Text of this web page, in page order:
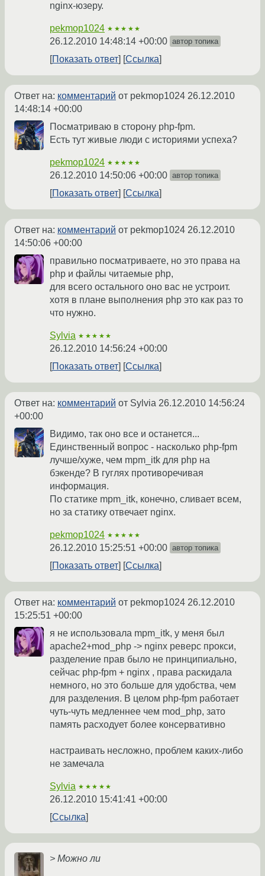
nginx-юзеру.
pekmop1024 ★★★★★
26.12.2010 14:48:14 +00:00 автор топика
Показать ответ Ссылка
Ответ на: комментарий от pekmop1024 26.12.2010
14:48:14 +00:00
Посматриваю в сторону php-fpm.
Есть тут живые люди с историями успеха?
pekmop1024 ★★★★★
26.12.2010 14:50:06 +00:00 автор топика
Показать ответ Ссылка
Ответ на: комментарий от pekmop1024 26.12.2010
14:50:06 +00:00
правильно посматриваете, но это права на
php и файлы читаемые php,
для всего остального оно вас не устроит.
хотя в плане выполнения php это как раз то
что нужно.
Sylvia ★★★★★
26.12.2010 14:56:24 +00:00
Показать ответ
Ссылка
Ответ на: комментарий от Sylvia 26.12.2010 14:56:24
+00:00
Видимо, так оно все и останется...
Единственный вопрос - насколько php-fpm
лучше/хуже, чем mpm_itk для php на
бэкенде? В гуглях противоречивая
информация.
По статике mpm_itk, конечно, сливает всем,
но за статику отвечает nginx.
pekmop1024 ★★★★★
26.12.2010 15:25:51 +00:00 автор топика
Показать ответ Ссылка
Ответ на: комментарий от pekmop1024 26.12.2010
15:25:51 +00:00
я не использовала mpm_itk, у меня был
apache2+mod_php -> nginx реверс прокси,
разделение прав было не принципиально,
сейчас php-fpm + nginx , права раскидала
немного, но это больше для удобства, чем
для разделения. В целом php-fpm работает
чуть-чуть медленнее чем mod_php, зато
память расходует более консервативно
настраивать несложно, проблем каких-либо
не замечала
Sylvia ★★★★★
26.12.2010 15:41:41 +00:00
Ссылка
> Можно ли